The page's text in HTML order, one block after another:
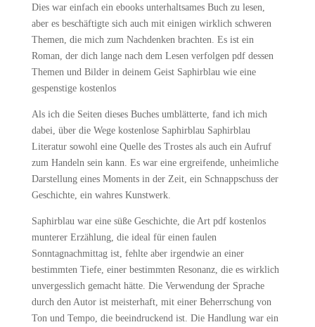
Dies war einfach ein ebooks unterhaltsames Buch zu lesen,
aber es beschäftigte sich auch mit einigen wirklich schweren
Themen, die mich zum Nachdenken brachten. Es ist ein
Roman, der dich lange nach dem Lesen verfolgen pdf dessen
Themen und Bilder in deinem Geist Saphirblau wie eine
gespenstige kostenlos
Als ich die Seiten dieses Buches umblätterte, fand ich mich
dabei, über die Wege kostenlose Saphirblau Saphirblau
Literatur sowohl eine Quelle des Trostes als auch ein Aufruf
zum Handeln sein kann. Es war eine ergreifende, unheimliche
Darstellung eines Moments in der Zeit, ein Schnappschuss der
Geschichte, ein wahres Kunstwerk.
Saphirblau war eine süße Geschichte, die Art pdf kostenlos
munterer Erzählung, die ideal für einen faulen
Sonntagnachmittag ist, fehlte aber irgendwie an einer
bestimmten Tiefe, einer bestimmten Resonanz, die es wirklich
unvergesslich gemacht hätte. Die Verwendung der Sprache
durch den Autor ist meisterhaft, mit einer Beherrschung von
Ton und Tempo, die beeindruckend ist. Die Handlung war ein